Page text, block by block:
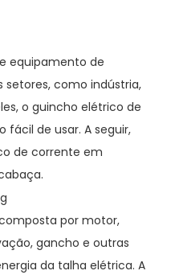
equipamento de
setores, como indústria,
o guincho elétrico de
de usar. A seguir,
de corrente em
por motor,
gancho e outras
da talha elétrica. A